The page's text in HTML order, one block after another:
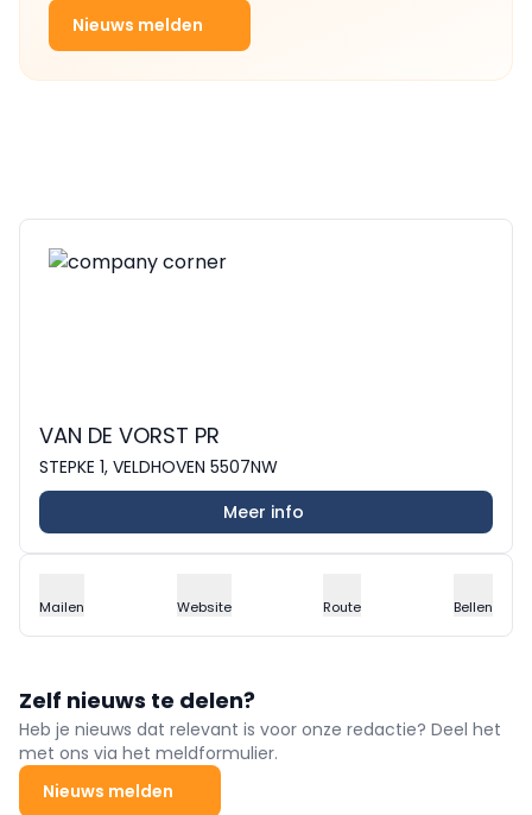
Nieuws melden
VAN DE VORST PR
STEPKE 1, VELDHOVEN 5507NW
Meer info
Mailen Website Route Bellen
Zelf nieuws te delen?
Heb je nieuws dat relevant is voor onze redactie? Deel het
met ons via het meldformulier.
Nieuws melden